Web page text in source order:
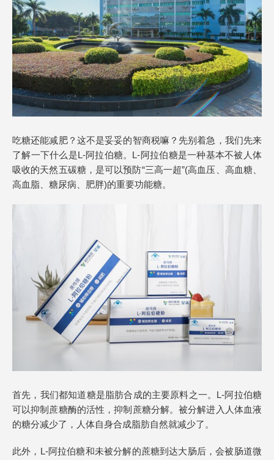
吃糖还能减肥？这不是妥妥的智商税嘛？先别着急，我们先来
了解一下什么是L-阿拉伯糖。L-阿拉伯糖是一种基本不被人体
吸收的天然五碳糖，是可以预防“三高一超”(高血压、高血糖、
高血脂、糖尿病、肥胖)的重要功能糖。
首先，我们都知道糖是脂肪合成的主要原料之一。L-阿拉伯糖
可以抑制蔗糖酶的活性，抑制蔗糖分解。被分解进入人体血液
的糖分减少了，人体自身合成脂肪自然就减少了。
此外，L-阿拉伯糖和未被分解的蔗糖到达大肠后，会被肠道微